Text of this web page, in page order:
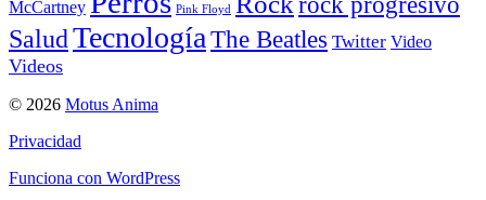
McCartney
Pink Floyd
SaludTecnología The Beatles Twitter Video
Videos
© 2026 Motus Anima
Privacidad
Funciona con WordPress